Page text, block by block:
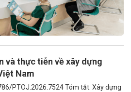
và thực tiễn về xây dựng
Nam
PTOJ.2026.7524 Tóm tắt: Xây dựng